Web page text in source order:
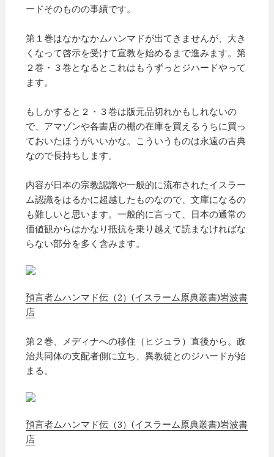
ードそのものの事績です。
第１巻はなかなかムハンマドが出てきませんが、大き
くなって啓示を受けて宣教を始めるまで進みます。第
２巻・３巻となるとこれはもうずっとジハードやって
ます。
もしかすると２・３巻は版元品切れかもしれないの
で、アマゾンや各書店の棚の在庫を買えるうちに買っ
ておいたほうがいいかな。こういうものは永遠の古典
なので長持ちします。
内容が日本の宗教認識や一般的に流布されたイスラー
ム認識をはるかに超越したものなので、文庫になるの
も難しいと思います。一般的に言って、日本の通常の
価値観からはかなり抵抗を乗り越えて読まなければな
らない部分を多く含みます。
預言者ムハンマド伝（2）(イスラーム原典叢書)岩波書
店
第２巻、メディナへの移住（ヒジュラ）直後から。政
治共同体の支配者側に立ち、異教徒とのジハードが始
まる。
預言者ムハンマド伝（3）(イスラーム原典叢書)岩波書
店